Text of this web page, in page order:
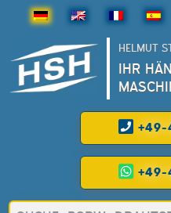
HELMUT
IHR
+49-
+49-